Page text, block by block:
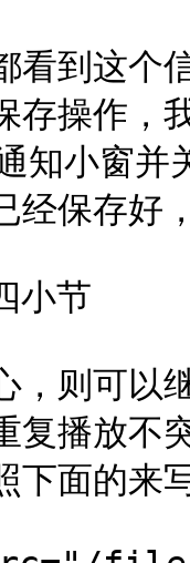
看到这个
存操作
知小窗并
经保存好
小节
，则可以
复播放
下面的来